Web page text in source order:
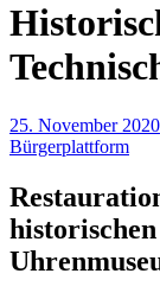
25. November 2020
Bürgerplattform